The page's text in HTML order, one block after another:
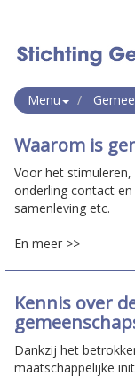
Menu
Waarom is
Voor het
onderling contact
samenleving etc.
En meer >>
Kennis over
Dankzij het
maatschappelijke